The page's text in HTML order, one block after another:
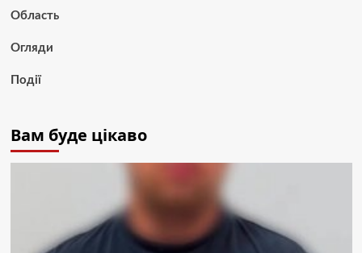
Область
Огляди
Події
Вам буде цікаво